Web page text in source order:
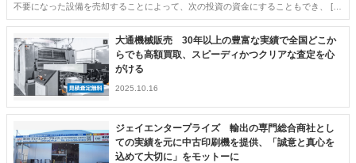
会社案内
購読・購入申し込み
サイトポリシー
不要になった設備を売却することによって、次の投資の資金にすることもでき、 […
大通機械販売 30年以上の豊富な実績で全国どこか
らでも高額買取、スピーディかつクリアな査定を心
がける
2025.10.16
ジェイエンタープライズ 輸出の専門総合商社とし
ての実績を元に中古印刷機を提供、「誠意と真心を
込めて大切に」をモットーに